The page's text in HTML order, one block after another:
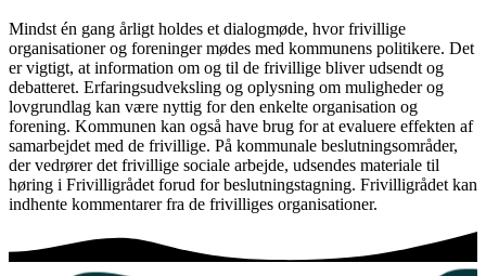
Mindst én gang årligt holdes et dialogmøde, hvor frivillige
organisationer og foreninger mødes med kommunens politikere. Det
er vigtigt, at information om og til de frivillige bliver udsendt og
debatteret. Erfaringsudveksling og oplysning om muligheder og
lovgrundlag kan være nyttig for den enkelte organisation og
forening. Kommunen kan også have brug for at evaluere effekten af
samarbejdet med de frivillige. På kommunale beslutningsområder,
der vedrører det frivillige sociale arbejde, udsendes materiale til
høring i Frivilligrådet forud for beslutningstagning. Frivilligrådet kan
indhente kommentarer fra de frivilliges organisationer.